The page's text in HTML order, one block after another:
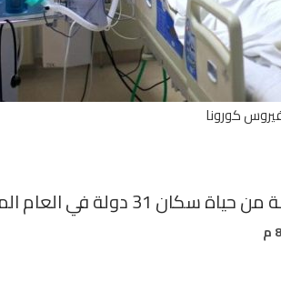
كورونا